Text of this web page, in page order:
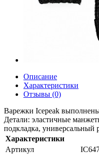
Описание
Характеристики
Отзывы (0)
Варежки Icepeak
Детали: эластичные
подкладка, универсальный
Характеристики
Артикул